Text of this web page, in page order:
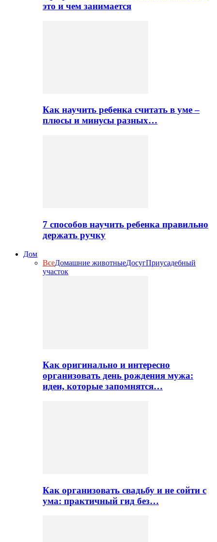
это и чем занимается
Как научить ребенка считать в уме –
плюсы и минусы разных…
7 способов научить ребенка правильно
держать ручку
Дом
ВсеДомашние животныеДосугПриусадебный
участок
Как оригинально и интересно
организовать день рождения мужа:
идеи, которые запомнятся…
Как организовать свадьбу и не сойти с
ума: практичный гид без…